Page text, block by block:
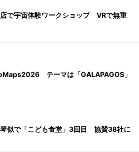
で宇宙体験ワークショップ VRで無重
テーマは「GALAPAGOS」
似で「こども食堂」3回目 協賛38社に